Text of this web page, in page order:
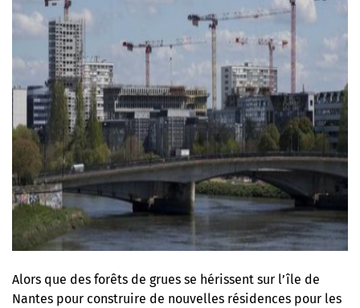
Alors que des forêts de grues se hérissent sur l’île de
Nantes pour construire de nouvelles résidences pour les